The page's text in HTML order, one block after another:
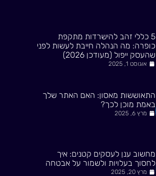
5 כללי זהב להישרדות מתקפת
כופרה: מה הנהלה חייבת לעשות לפני
שהעסק ייפול (מעודכן 2026)
אוגוסט 1, 2025
התאוששות מאסון: האם האתר שלך
באמת מוכן לכך?
מרץ 6, 2025
מחשוב ענן לעסקים קטנים: איך
לחסוך בעלויות ולשמור על אבטחה
מרץ 20, 2025